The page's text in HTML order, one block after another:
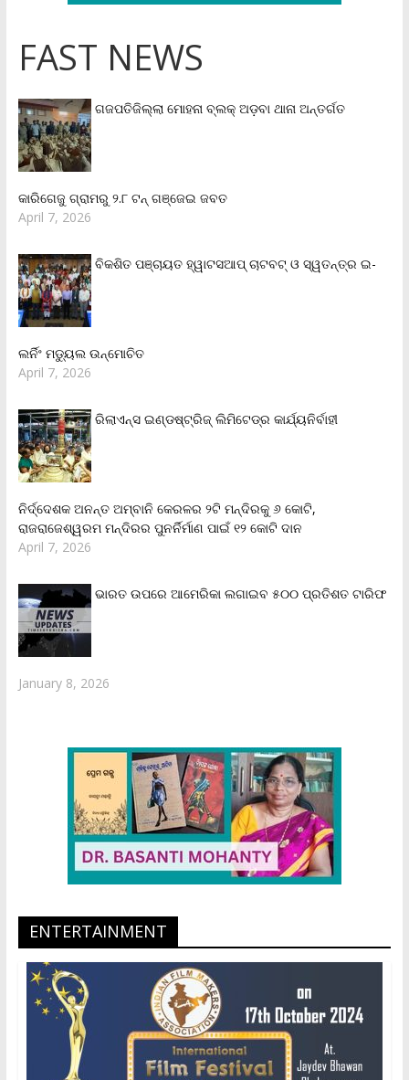
FAST NEWS
ଗଜପତିଜିଲ୍ଲା ମୋହନା ବ୍ଲକ୍‌ ଅଡ଼ବା ଥାନା ଅନ୍ତର୍ଗତ
କାରିଗେଜୁ ଗ୍ରାମରୁ ୨.୮ ଟନ୍ ଗଞ୍ଜେଇ ଜବତ
April 7, 2026
ବିକଶିତ ପଞ୍ଚାୟତ ହ୍ୱାଟସଆପ୍ ଚାଟବଟ୍ ଓ ସ୍ୱତନ୍ତ୍ର ଇ-
ଲର୍ନିଂ ମଡ୍ୟୁଲ ଉନ୍ମୋଚିତ
April 7, 2026
ରିଲାଏନ୍‌ସ ଇଣ୍ଡଷ୍ଟ୍ରିଜ୍ ଲିମିଟେଡ୍‌ର କାର୍ଯ୍ୟନିର୍ବାହୀ
ନିର୍ଦ୍ଦେଶକ ଅନନ୍ତ ଅମ୍ବାନି କେରଳର ୨ଟି ମନ୍ଦିରକୁ ୬ କୋଟି,
ରାଜରାଜେଶ୍ୱରମ ମନ୍ଦିରର ପୁନର୍ନିର୍ମାଣ ପାଇଁ ୧୨ କୋଟି ଦାନ
April 7, 2026
ଭାରତ ଉପରେ ଆମେରିକା ଲଗାଇବ ୫୦୦ ପ୍ରତିଶତ ଟାରିଫ
January 8, 2026
ENTERTAINMENT